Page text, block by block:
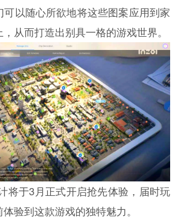
以随心所欲地将这些图案应用到家
从而打造出别具一格的游戏世界。
将于3月正式开启抢先体验，届时玩
验到这款游戏的独特魅力。